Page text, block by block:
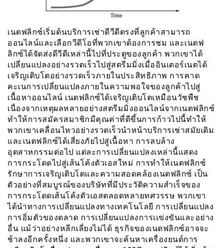
เนตฟลิกซ์เริ่มต้นบริการเช่าดีวีดีตรงที่ลูกค้าสามารถ
ออนไลน์และเลือกวีดีโอที่พวกเขาต้องการชม และเนตฟ
ลิกซ์ได้จัดส่งดีวีดีเหล่านี้ไปที่ประตูของลูกค้า พวกเขาได้
เปลี่ยนแปลงอย่างรวดเร็วไปสู่สตรีมมิ่งเมื่ออินเตอร์เนตได้
เจริญเติบโตอย่างรวดเร็วภายในประสิทธิภาพ การคาด
คะเนการเปลี่ยนแปลงภายในความพอใจของลูกค้าไปสู่
เนื้อหาออนไลน์ เนตฟลิกซ์ได้เจริญเติบโตเหมือนวัชพืช
เนื่องจากเหตุผลหลายอย่างสตรีมมิ่งออนไลน์จากเนตฟลิกซ์
ทำให้การสมัครสมาชิกมีคุณค่าที่ดีขึ้นการก้าวไปนี้ทำให้
พวกเขาเคลื่อนไหวอย่างรวดเร็วนำหน้าบริการเช่าสมัยเดิม
และเนตฟลิกซ์ได้เสี่ยงภัยไปสู่เนื้อหา การลบล้าง
อุตสาหกรรมต่อไป แต่ละการเปลี่ยนแปลงเหล่านี้แสดง
การกระโดดไปสู่เส้นโค้งตัวเอสใหม่ การทำให้เนตฟลิกซ์
รักษาการเจริญเติบโตและความสอดคล้องเนตฟลิกซ์ เป็น
ตัวอย่างที่สมบูรณ์ของบริษัทที่มีประวัติความสำเร็จของ
การกระโดดเส้นโค้งตัวเอสตลอดหลายทศวรรษ พวกเขา
ได้นำทางการเปลี่ยนแปลงทางเทคโนโลยี การเปลี่ยนแปลง
การอิ่มตัวของตลาด การเปลี่ยนแปลงการเเข่งขันและอย่าง
อื่น แม้ว่าอย่างหลีกเลี่ยงไม่ได้ ธุรกิจของเนตฟลิกซ์อาจจะ
ช้าลงอีกครั้งหนึ่ง และพวกเขาจะค้นหาเครื่องยนต์การ